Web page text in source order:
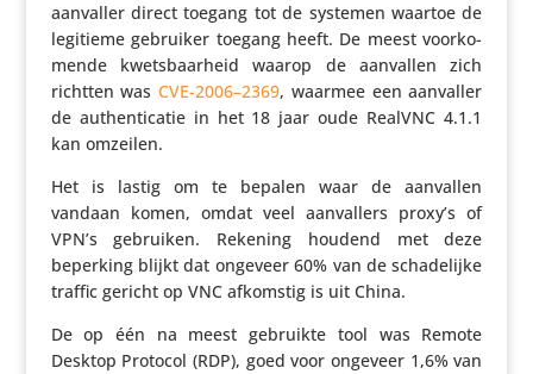
aanvaller direct toegang tot de systemen waartoe de
legitieme gebruiker toegang heeft. De meest voor­ko­
mende kwets­baar­heid waarop de aanvallen zich
richtten wasCVE-2006–2369, waarmee een aanvaller
de authen­ti­catie in het 18 jaar oude RealVNC 4.1.1
kan omzeilen.
Het is lastig om te bepalen waar de aanvallen
vandaan komen, omdat veel aanval­lers proxy’s of
VPN’s gebruiken. Rekening houdend met deze
beperking blijkt dat ongeveer 60% van de scha­de­lijke
traffic gericht op VNC afkomstig is uit China.
De op één na meest gebruikte tool was Remote
Desktop Protocol (RDP), goed voor ongeveer 1,6% van